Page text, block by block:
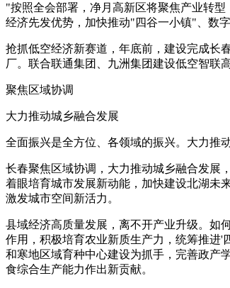
"按照全会部署，净月高新区将聚焦产业转
经济先发优势，加快推动"四谷一小镇"、数
抢抓低空经济新赛道，年底前，建设完成长
厂。联合联通集团、九洲集团建设低空智联
聚焦区域协调
大力推动城乡融合发展
全面振兴是全方位、各领域的振兴。大力推
长春聚焦区域协调，大力推动城乡融合发展
着眼培育城市发展新动能，加快建设北湖未
激发城市空间新活力。
县域经济高质量发展，离不开产业升级。如
作用，积极培育农业新质生产力，统筹推进
和寒地区域育种中心建设为抓手，完善政产
食综合生产能力作出新贡献。